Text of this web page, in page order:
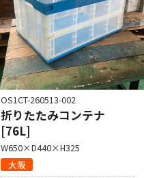
OS1CT-260513-002
折りたたみコンテナ
[76L]
W650×D440×H325
大阪